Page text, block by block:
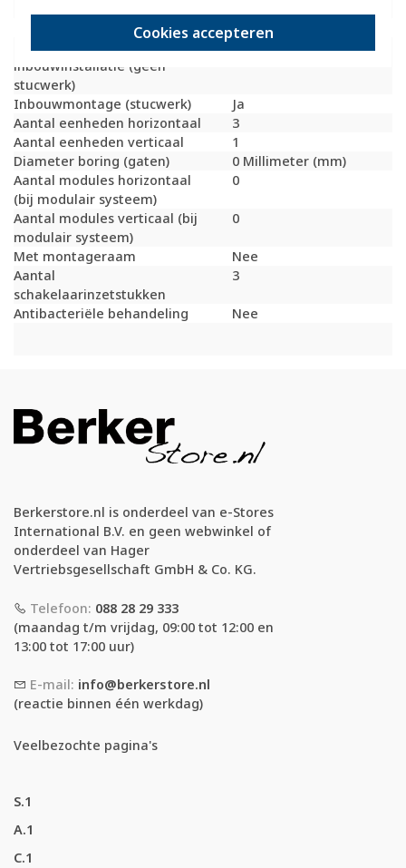
Cookies accepteren
Bondige uitvoering
Nee
Geschikt voor
inbouwinstallatie (geen
stucwerk)
Ja
Inbouwmontage (stucwerk)
Ja
Aantal eenheden horizontaal
3
Aantal eenheden verticaal
1
Diameter boring (gaten)
0 Millimeter (mm)
Aantal modules horizontaal
(bij modulair systeem)
0
Aantal modules verticaal (bij
modulair systeem)
0
Met montageraam
Nee
Aantal
schakelaarinzetstukken
3
Antibacteriële behandeling Nee
Berkerstore.nl is onderdeel van e-Stores
International B.V. en geen webwinkel of
onderdeel van Hager
Vertriebsgesellschaft GmbH & Co. KG.
Telefoon: 088 28 29 333
(maandag t/m vrijdag, 09:00 tot 12:00 en
13:00 tot 17:00 uur)
E-mail: info@berkerstore.nl
(reactie binnen één werkdag)
Veelbezochte pagina's
S.1
A.1
C.1